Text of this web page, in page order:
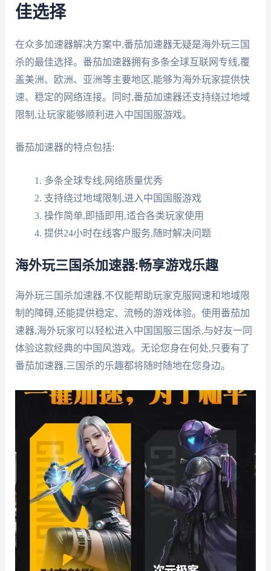
佳选择
在众多加速器解决方案中,番茄加速器无疑是海外玩三国
杀的最佳选择。番茄加速器拥有多条全球互联网专线,覆
盖美洲、欧洲、亚洲等主要地区,能够为海外玩家提供快
速、稳定的网络连接。同时,番茄加速器还支持绕过地域
限制,让玩家能够顺利进入中国国服游戏。
番茄加速器的特点包括:
多条全球专线,网络质量优秀
支持绕过地域限制,进入中国国服游戏
操作简单,即插即用,适合各类玩家使用
提供24小时在线客户服务,随时解决问题
海外玩三国杀加速器:畅享游戏乐趣
海外玩三国杀加速器,不仅能帮助玩家克服网速和地域限
制的障碍,还能提供稳定、流畅的游戏体验。使用番茄加
速器,海外玩家可以轻松进入中国国服三国杀,与好友一同
体验这款经典的中国风游戏。无论您身在何处,只要有了
番茄加速器,三国杀的乐趣都将随时随地在您身边。